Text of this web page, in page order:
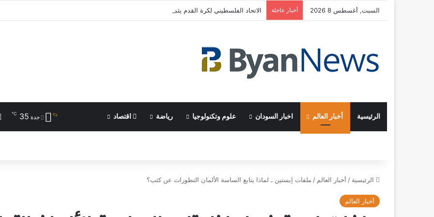
السبت, أغسطس 8 2026 أخبار عاجلة الاتحاد الفلسطيني لكرة القدم يثمن دعم الأمير علي للرياضة الفلسطينية | رياضة عربية
الرئيسية أخبار العالم اخبار السودان علوم وتكنولوجيا رياضة اقتصاد جدة 35
℃
الرئيسية / أخبار العالم / ملفات إبستين ـ لماذا يتابع الساسة الألمان التطورات عن كثب؟
أخبار العالم